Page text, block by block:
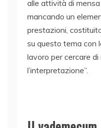
alle attività di mensa
mancando un
prestazioni,
su questo tema con
lavoro per cercare di
l’interpretazione”.